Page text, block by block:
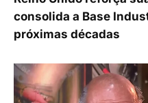
consolida a Base
próximas décadas